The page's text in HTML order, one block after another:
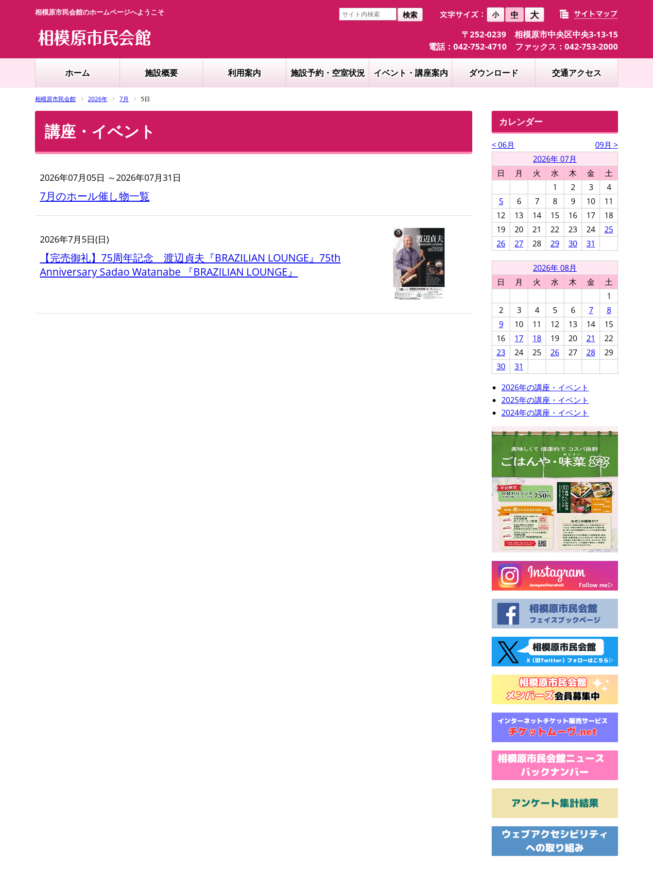
相模原市民会館のホームページへようこそ 小 中 大
検索
〒252-0239 相模原市中央区中央3-13-15
電話：042-752-4710 ファックス：042-753-2000
ホーム 施設概要 利用案内 施設予約・空室状況 イベント・講座案内 ダウンロード 交通アクセス
相模原市民会館 2026年 7月 5日
講座・イベント
2026年07月05日 ～2026年07月31日
7月のホール催し物一覧
2026年7月5日(日)
【完売御礼】75周年記念 渡辺貞夫『BRAZILIAN LOUNGE』75th
Anniversary Sadao Watanabe 『BRAZILIAN LOUNGE』
カレンダー
< 06月
09月 >
2026年 07月
日
月 火 水 木 金
土
1
2 3
4
5
6 7 8 9 10
11
12
13 14 15 16 17
18
19
20 21 22 23 24
25
26
27 28 29 30 31
2026年 08月
日
月 火 水 木 金
土
1
2
3 4 5 6 7
8
9
10 11 12 13 14
15
16
17 18 19 20 21
22
23
24 25 26 27 28
29
30
31
2026年の講座・イベント
2025年の講座・イベント
2024年の講座・イベント